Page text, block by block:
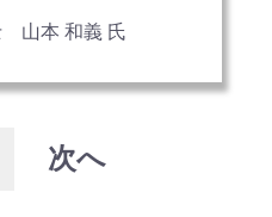
山本 和義 氏
次へ